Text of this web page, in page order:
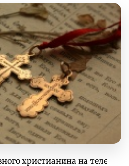
христианина на теле